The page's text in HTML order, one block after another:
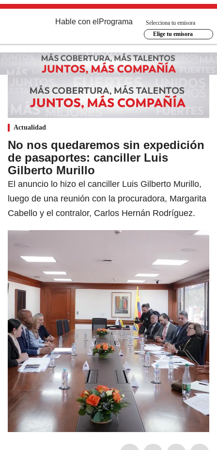
Hable con el Programa
Selecciona tu emisora
Elige tu emisora
Actualidad
No nos quedaremos sin expedición
de pasaportes: canciller Luis
Gilberto Murillo
El anuncio lo hizo el canciller Luis Gilberto Murillo,
luego de una reunión con la procuradora, Margarita
Cabello y el contralor, Carlos Hernán Rodríguez.